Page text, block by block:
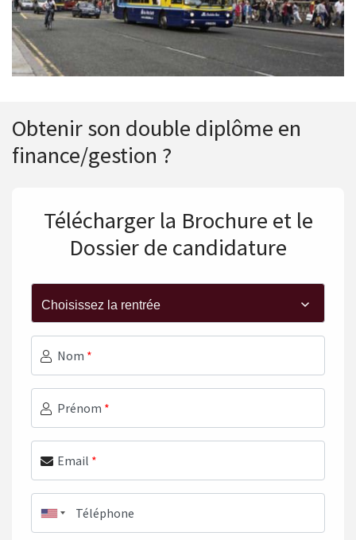
Obtenir son double diplôme en
finance/gestion ?
Télécharger la Brochure et le
Dossier de candidature
Nom *
Prénom *
Email *
Téléphone